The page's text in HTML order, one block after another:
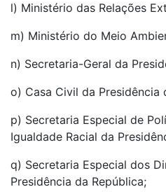
l) Ministério das Relações
m) Ministério do Meio
n) Secretaria-Geral da
o) Casa Civil da Presidência
p) Secretaria Especial de
Igualdade Racial da
q) Secretaria Especial dos
Presidência da República;